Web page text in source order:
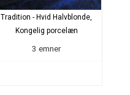
Tradition - Hvid Halvblonde,
Kongelig porcelæn
3 emner